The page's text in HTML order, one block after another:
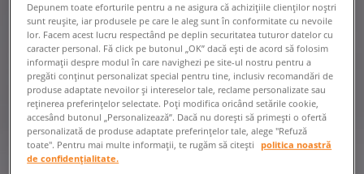
Depunem toate eforturile pentru a ne asigura că achizițiile clienților noștri
sunt reușite, iar produsele pe care le aleg sunt în conformitate cu nevoile
lor. Facem acest lucru respectând pe deplin securitatea tuturor datelor cu
caracter personal. Fă click pe butonul „OK” dacă ești de acord să folosim
informații despre modul în care navighezi pe site-ul nostru pentru a
pregăti conținut personalizat special pentru tine, inclusiv recomandări de
produse adaptate nevoilor și intereselor tale, reclame personalizate sau
reținerea preferințelor selectate. Poți modifica oricând setările cookie,
accesând butonul „Personalizează”. Dacă nu dorești să primești o ofertă
personalizată de produse adaptate preferințelor tale, alege "Refuză
toate". Pentru mai multe informații, te rugăm să citești
politica noastră
de confidențialitate.